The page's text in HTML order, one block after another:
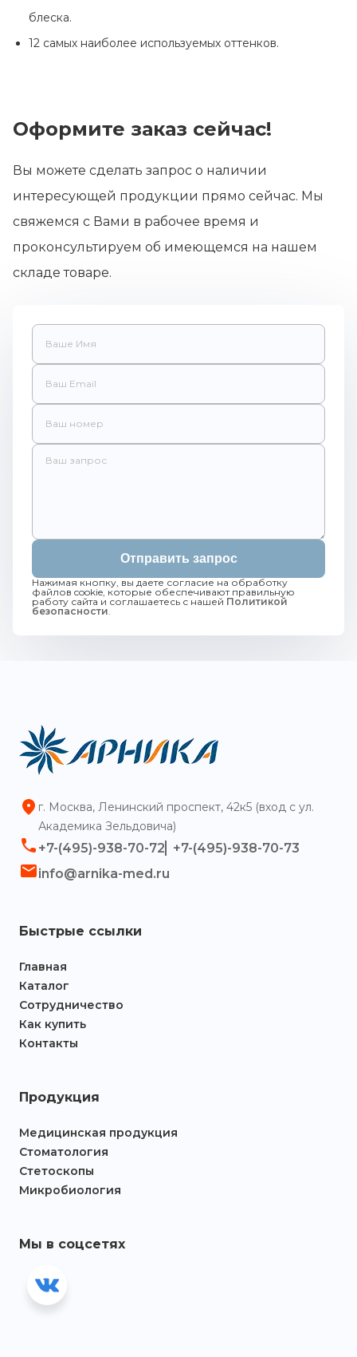
блеска.
12 самых наиболее используемых оттенков.
Оформите заказ сейчас!
Вы можете сделать запрос о наличии
интересующей продукции прямо сейчас. Мы
свяжемся с Вами в рабочее время и
проконсультируем об имеющемся на нашем
складе товаре.
Отправить запрос
Нажимая кнопку, вы даете согласие на обработку
файлов cookie, которые обеспечивают правильную
работу сайта и соглашаетесь с нашей Политикой
безопасности.
г. Москва, Ленинский проспект, 42к5 (вход с ул.
Академика Зельдовича)
+7-(495)-938-70-72
+7-(495)-938-70-73
info@arnika-med.ru
Быстрые ссылки
Главная
Каталог
Сотрудничество
Как купить
Контакты
Продукция
Медицинская продукция
Стоматология
Стетоскопы
Микробиология
Мы в соцсетях